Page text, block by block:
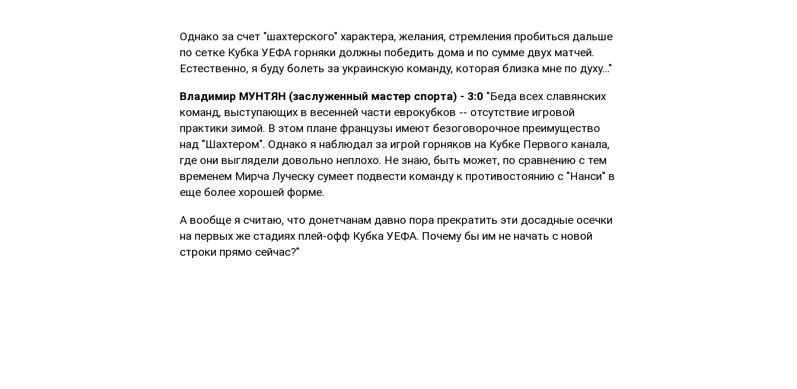
Однако за счет "шахтерского" характера, желания, стремления пробиться дальше
по сетке Кубка УЕФА горняки должны победить дома и по сумме двух матчей.
Естественно, я буду болеть за украинскую команду, которая близка мне по духу..."
Владимир МУНТЯН (заслуженный мастер спорта) - 3:0 "Беда всех славянских
команд, выступающих в весенней части еврокубков -- отсутствие игровой
практики зимой. В этом плане французы имеют безоговорочное преимущество
над "Шахтером". Однако я наблюдал за игрой горняков на Кубке Первого канала,
где они выглядели довольно неплохо. Не знаю, быть может, по сравнению с тем
временем Мирча Луческу сумеет подвести команду к противостоянию с "Нанси" в
еще более хорошей форме.
А вообще я считаю, что донетчанам давно пора прекратить эти досадные осечки
на первых же стадиях плей-офф Кубка УЕФА. Почему бы им не начать с новой
строки прямо сейчас?"